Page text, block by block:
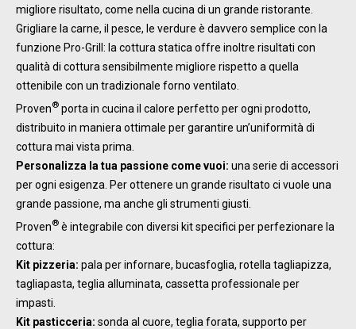
migliore risultato, come nella cucina di un grande ristorante.
Grigliare la carne, il pesce, le verdure è davvero semplice con la
funzione Pro-Grill: la cottura statica offre inoltre risultati con
qualità di cottura sensibilmente migliore rispetto a quella
ottenibile con un tradizionale forno ventilato.
Proven® porta in cucina il calore perfetto per ogni prodotto,
distribuito in maniera ottimale per garantire un’uniformità di
cottura mai vista prima.
Personalizza la tua passione come vuoi: una serie di accessori
per ogni esigenza. Per ottenere un grande risultato ci vuole una
grande passione, ma anche gli strumenti giusti.
Proven® è integrabile con diversi kit specifici per perfezionare la
cottura:
Kit pizzeria: pala per infornare, bucasfoglia, rotella tagliapizza,
tagliapasta, teglia alluminata, cassetta professionale per
impasti.
Kit pasticceria: sonda al cuore, teglia forata, supporto per